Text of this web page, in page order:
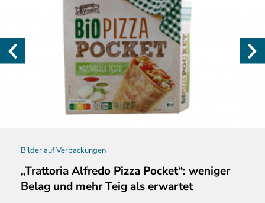
Bilder auf Verpackungen
„Trattoria Alfredo Pizza Pocket“: weniger
Belag und mehr Teig als erwartet